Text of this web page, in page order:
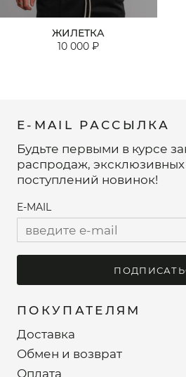
ЖИЛЕТКА
10 000 ₽
ПОКУПАТЕЛЯМ
Доставка
Обмен и возврат
Оплата
E-MAIL РАССЫЛКА
Будьте первыми в курсе
распродаж,
поступлений новинок!
E-MAIL